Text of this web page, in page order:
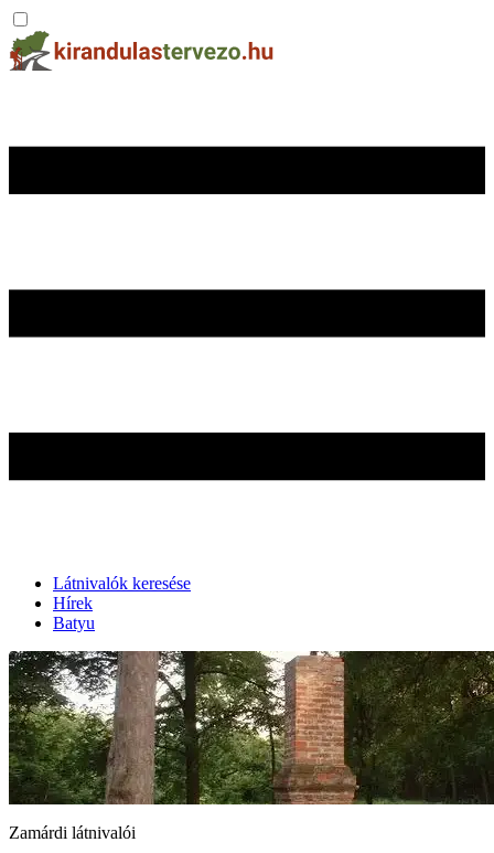
Látnivalók keresése
Hírek
Batyu
Zamárdi látnivalói